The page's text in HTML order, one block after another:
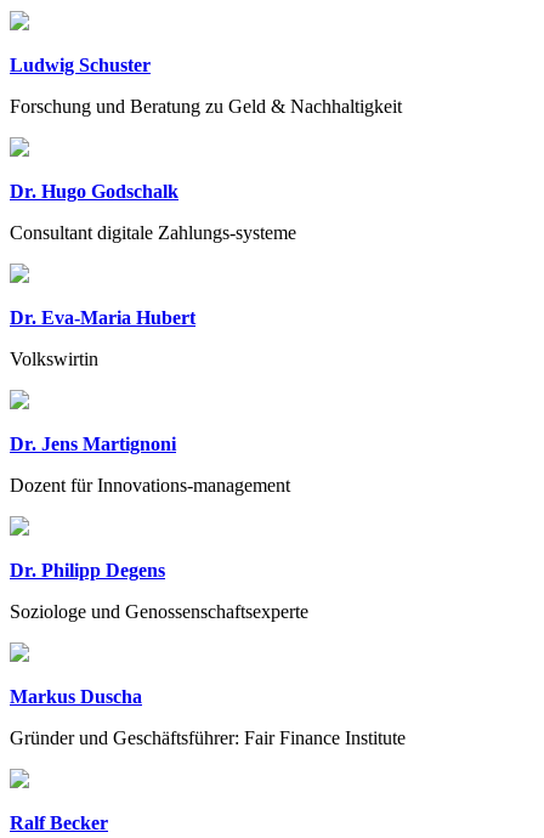
Ludwig Schuster
Forschung und Beratung zu Geld & Nachhaltigkeit
Dr. Hugo Godschalk
Consultant digitale Zahlungs-systeme
Dr. Eva-Maria Hubert
Volkswirtin
Dr. Jens Martignoni
Dozent für Innovations-management
Dr. Philipp Degens
Soziologe und Genossenschaftsexperte
Markus Duscha
Gründer und Geschäftsführer: Fair Finance Institute
Ralf Becker